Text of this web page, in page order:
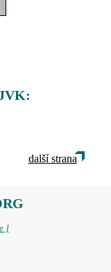
další strana
]